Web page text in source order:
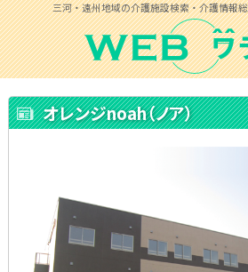
三河・遠州地域の介護施設検索・介護情報
オレンジnoah（ノア）